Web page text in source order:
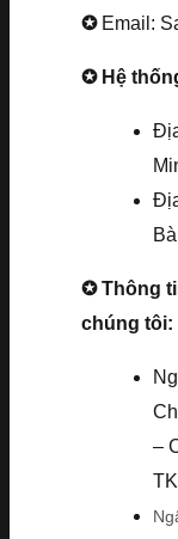
✪ Email:
✪ Hệ
✪ Thông
chúng tôi:
–